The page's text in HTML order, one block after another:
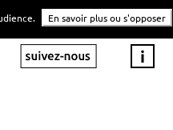
En savoir plus ou s'opposer